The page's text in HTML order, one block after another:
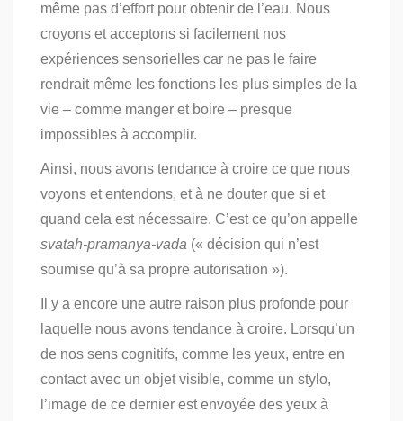
même pas d’effort pour obtenir de l’eau. Nous
croyons et acceptons si facilement nos
expériences sensorielles car ne pas le faire
rendrait même les fonctions les plus simples de la
vie – comme manger et boire – presque
impossibles à accomplir.
Ainsi, nous avons tendance à croire ce que nous
voyons et entendons, et à ne douter que si et
quand cela est nécessaire. C’est ce qu’on appelle
svatah-pramanya-vada (« décision qui n’est
soumise qu’à sa propre autorisation »).
Il y a encore une autre raison plus profonde pour
laquelle nous avons tendance à croire. Lorsqu’un
de nos sens cognitifs, comme les yeux, entre en
contact avec un objet visible, comme un stylo,
l’image de ce dernier est envoyée des yeux à